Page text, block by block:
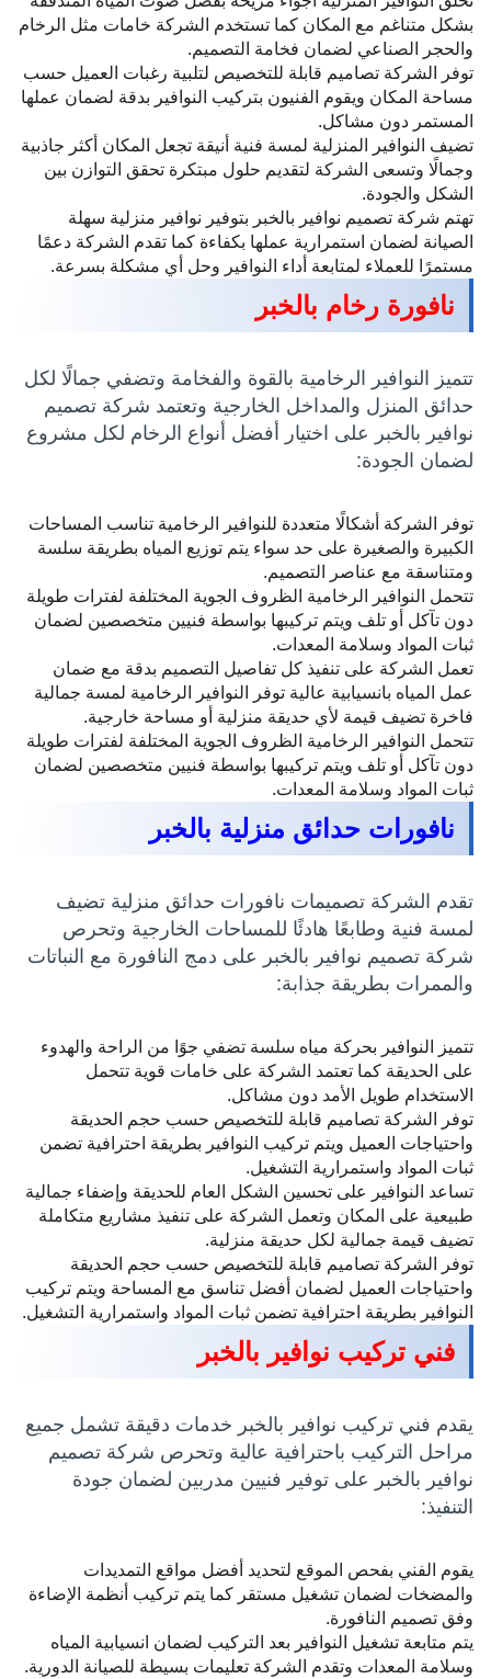
بشكل متناغم مع المكان كما تستخدم الشركة خامات مثل الرخام
والحجر الصناعي لضمان فخامة التصميم.
توفر الشركة تصاميم قابلة للتخصيص لتلبية رغبات العميل حسب
مساحة المكان ويقوم الفنيون بتركيب النوافير بدقة لضمان عملها
المستمر دون مشاكل.
تضيف النوافير المنزلية لمسة فنية أنيقة تجعل المكان أكثر جاذبية
وجمالًا وتسعى الشركة لتقديم حلول مبتكرة تحقق التوازن بين
الشكل والجودة.
تهتم شركة تصميم نوافير بالخبر بتوفير نوافير منزلية سهلة
الصيانة لضمان استمرارية عملها بكفاءة كما تقدم الشركة دعمًا
مستمرًا للعملاء لمتابعة أداء النوافير وحل أي مشكلة بسرعة.
نافورة رخام بالخبر
تتميز النوافير الرخامية بالقوة والفخامة وتضفي جمالًا لكل
حدائق المنزل والمداخل الخارجية وتعتمد شركة تصميم
نوافير بالخبر على اختيار أفضل أنواع الرخام لكل مشروع
لضمان الجودة:
توفر الشركة أشكالًا متعددة للنوافير الرخامية تناسب المساحات
الكبيرة والصغيرة على حد سواء يتم توزيع المياه بطريقة سلسة
ومتناسقة مع عناصر التصميم.
تتحمل النوافير الرخامية الظروف الجوية المختلفة لفترات طويلة
دون تآكل أو تلف ويتم تركيبها بواسطة فنيين متخصصين لضمان
ثبات المواد وسلامة المعدات.
تعمل الشركة على تنفيذ كل تفاصيل التصميم بدقة مع ضمان
عمل المياه بانسيابية عالية توفر النوافير الرخامية لمسة جمالية
فاخرة تضيف قيمة لأي حديقة منزلية أو مساحة خارجية.
تتحمل النوافير الرخامية الظروف الجوية المختلفة لفترات طويلة
دون تآكل أو تلف ويتم تركيبها بواسطة فنيين متخصصين لضمان
ثبات المواد وسلامة المعدات.
نافورات حدائق منزلية بالخبر
تقدم الشركة تصميمات نافورات حدائق منزلية تضيف
لمسة فنية وطابعًا هادئًا للمساحات الخارجية وتحرص
شركة تصميم نوافير بالخبر على دمج النافورة مع النباتات
والممرات بطريقة جذابة:
تتميز النوافير بحركة مياه سلسة تضفي جوًا من الراحة والهدوء
على الحديقة كما تعتمد الشركة على خامات قوية تتحمل
الاستخدام طويل الأمد دون مشاكل.
توفر الشركة تصاميم قابلة للتخصيص حسب حجم الحديقة
واحتياجات العميل ويتم تركيب النوافير بطريقة احترافية تضمن
ثبات المواد واستمرارية التشغيل.
تساعد النوافير على تحسين الشكل العام للحديقة وإضفاء جمالية
طبيعية على المكان وتعمل الشركة على تنفيذ مشاريع متكاملة
تضيف قيمة جمالية لكل حديقة منزلية.
توفر الشركة تصاميم قابلة للتخصيص حسب حجم الحديقة
واحتياجات العميل لضمان أفضل تناسق مع المساحة ويتم تركيب
النوافير بطريقة احترافية تضمن ثبات المواد واستمرارية التشغيل.
فني تركيب نوافير بالخبر
يقدم فني تركيب نوافير بالخبر خدمات دقيقة تشمل جميع
مراحل التركيب باحترافية عالية وتحرص شركة تصميم
نوافير بالخبر على توفير فنيين مدربين لضمان جودة
التنفيذ:
يقوم الفني بفحص الموقع لتحديد أفضل مواقع التمديدات
والمضخات لضمان تشغيل مستقر كما يتم تركيب أنظمة الإضاءة
وفق تصميم النافورة.
يتم متابعة تشغيل النوافير بعد التركيب لضمان انسيابية المياه
وسلامة المعدات وتقدم الشركة تعليمات بسيطة للصيانة الدورية.